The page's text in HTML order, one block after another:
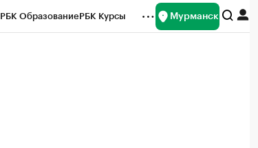
РБК ОбразованиеРБК Курсы Мурманск